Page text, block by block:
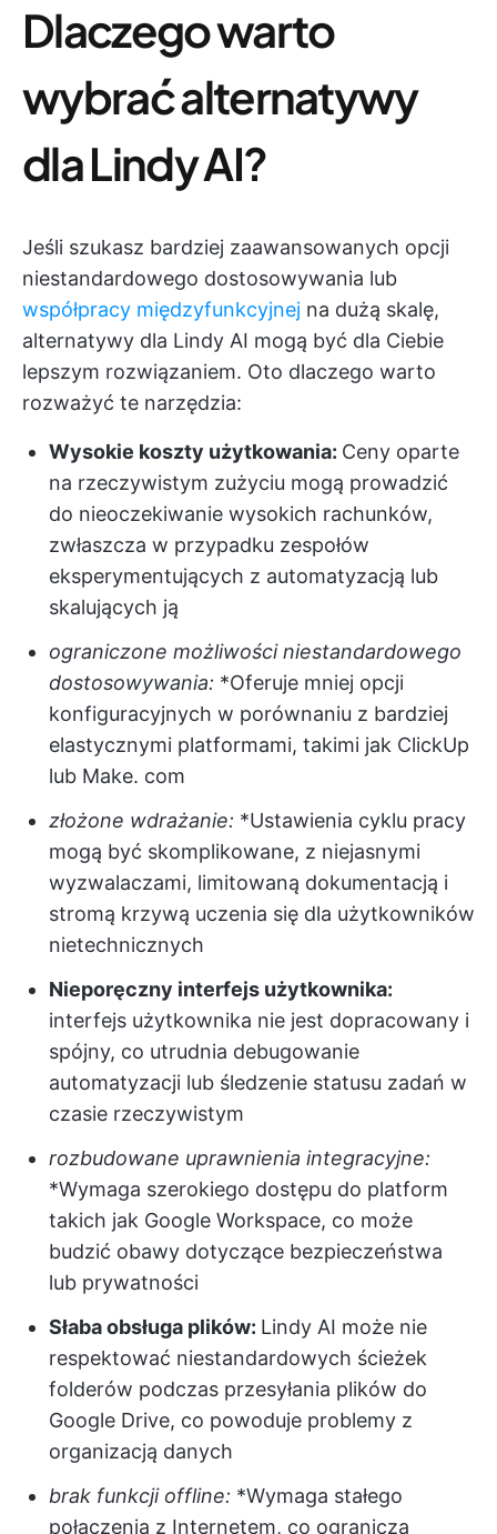
Dlaczego warto
wybrać alternatywy
dla Lindy AI?
Jeśli szukasz bardziej zaawansowanych opcji
niestandardowego dostosowywania lub
współpracy międzyfunkcyjnej na dużą skalę,
alternatywy dla Lindy AI mogą być dla Ciebie
lepszym rozwiązaniem. Oto dlaczego warto
rozważyć te narzędzia:
Wysokie koszty użytkowania: Ceny oparte
na rzeczywistym zużyciu mogą prowadzić
do nieoczekiwanie wysokich rachunków,
zwłaszcza w przypadku zespołów
eksperymentujących z automatyzacją lub
skalujących ją
ograniczone możliwości niestandardowego
dostosowywania: *Oferuje mniej opcji
konfiguracyjnych w porównaniu z bardziej
elastycznymi platformami, takimi jak ClickUp
lub Make. com
złożone wdrażanie: *Ustawienia cyklu pracy
mogą być skomplikowane, z niejasnymi
wyzwalaczami, limitowaną dokumentacją i
stromą krzywą uczenia się dla użytkowników
nietechnicznych
Nieporęczny interfejs użytkownika:
interfejs użytkownika nie jest dopracowany i
spójny, co utrudnia debugowanie
automatyzacji lub śledzenie statusu zadań w
czasie rzeczywistym
rozbudowane uprawnienia integracyjne:
*Wymaga szerokiego dostępu do platform
takich jak Google Workspace, co może
budzić obawy dotyczące bezpieczeństwa
lub prywatności
Słaba obsługa plików: Lindy AI może nie
respektować niestandardowych ścieżek
folderów podczas przesyłania plików do
Google Drive, co powoduje problemy z
organizacją danych
brak funkcji offline: *Wymaga stałego
połączenia z Internetem, co ogranicza